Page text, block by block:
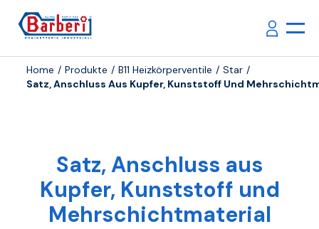
Home Produkte B11 Heizkörperventile
Star
Satz, Anschluss Aus Kupfer, Kunststoff Und
Satz, Anschluss aus
Kupfer, Kunststoff und
Mehrschichtmaterial